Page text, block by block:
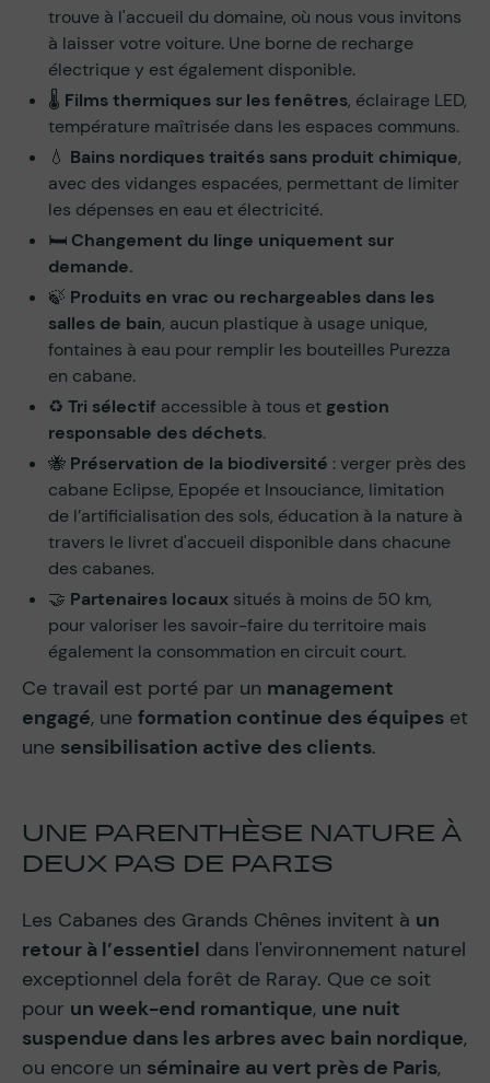
trouve à l'accueil du domaine, où nous vous invitons
à laisser votre voiture. Une borne de recharge
électrique y est également disponible.
🌡️ Films thermiques sur les fenêtres, éclairage LED,
température maîtrisée dans les espaces communs.
💧 Bains nordiques traités sans produit chimique,
avec des vidanges espacées, permettant de limiter
les dépenses en eau et électricité.
🛏️ Changement du linge uniquement sur
demande.
🍃 Produits en vrac ou rechargeables dans les
salles de bain, aucun plastique à usage unique,
fontaines à eau pour remplir les bouteilles Purezza
en cabane.
♻️ Tri sélectif accessible à tous et gestion
responsable des déchets.
🐝 Préservation de la biodiversité : verger près des
cabane Eclipse, Epopée et Insouciance, limitation
de l’artificialisation des sols, éducation à la nature à
travers le livret d'accueil disponible dans chacune
des cabanes.
🤝 Partenaires locaux situés à moins de 50 km,
pour valoriser les savoir-faire du territoire mais
également la consommation en circuit court.
Ce travail est porté par un management
engagé, une formation continue des équipes et
une sensibilisation active des clients.
UNE PARENTHÈSE NATURE À
DEUX PAS DE PARIS
Les Cabanes des Grands Chênes invitent à un
retour à l’essentiel dans l'environnement naturel
exceptionnel dela forêt de Raray. Que ce soit
pour un week-end romantique, une nuit
suspendue dans les arbres avec bain nordique,
ou encore un séminaire au vert près de Paris,